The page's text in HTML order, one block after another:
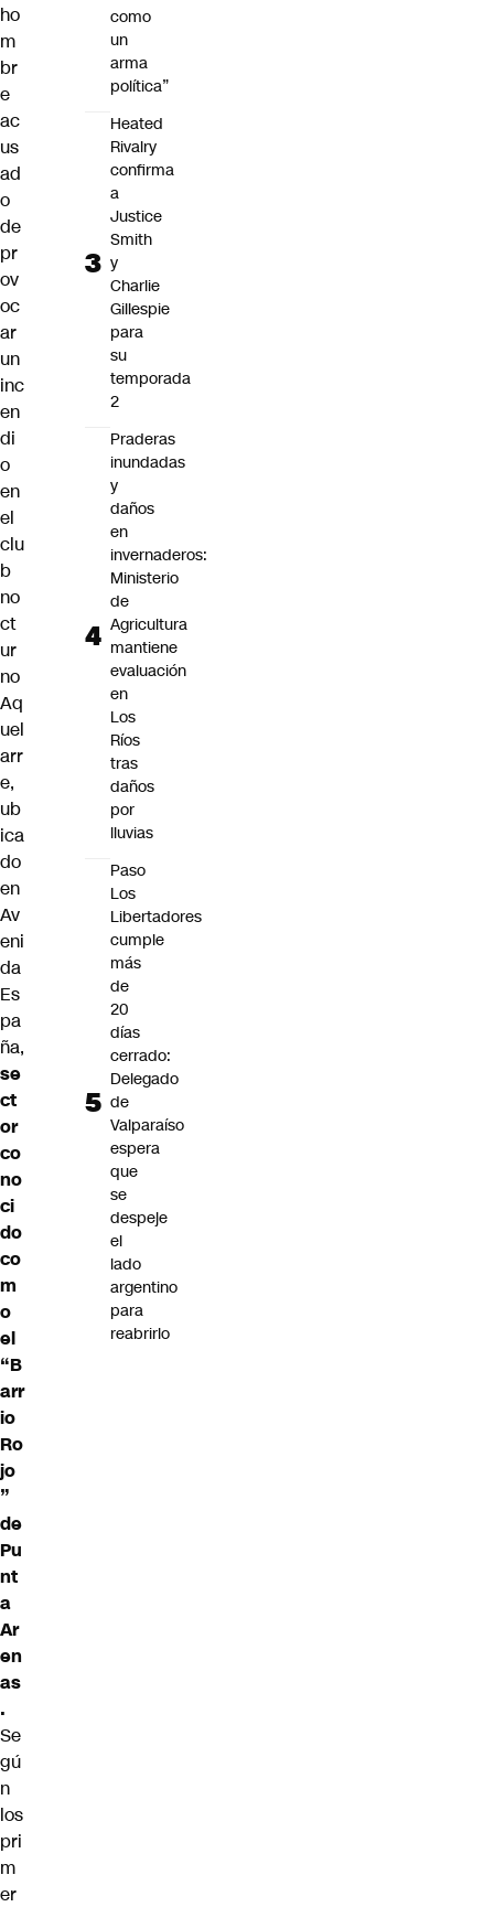
ho
m
br
e
ac
us
ad
o
de
pr
ov
oc
ar
un
inc
en
di
o
en
el
clu
b
no
ct
ur
no
Aq
uel
arr
e,
ub
ica
do
en
Av
eni
da
Es
pa
ña,
se
ct
or
co
no
ci
do
co
m
o
el
“B
arr
io
Ro
jo
”
de
Pu
nt
a
Ar
en
as
.
Se
gú
n
los
pri
m
er
como
un
arma
política”
Heated
Rivalry
confirma
a
Justice
Smith
y
Charlie
Gillespie
para
su
temporada
2
Praderas
inundadas
y
daños
en
invernaderos:
Ministerio
de
Agricultura
mantiene
evaluación
en
Los
Ríos
tras
daños
por
lluvias
Paso
Los
Libertadores
cumple
más
de
20
días
cerrado:
Delegado
de
Valparaíso
espera
que
se
despeje
el
lado
argentino
para
reabrirlo